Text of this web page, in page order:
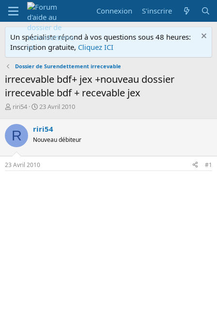
Connexion S'inscrire
Un spécialiste répond à vos questions sous 48 heures:
Inscription gratuite, Cliquez ICI
Dossier de Surendettement irrecevable
irrecevable bdf+ jex +nouveau dossier
irrecevable bdf + recevable jex
A
t
e
u
r
d
e
riri54
D
e
d
d
é
23 Avril 2010
R riri54
Nouveau débiteur
23 Avril 2010 #1